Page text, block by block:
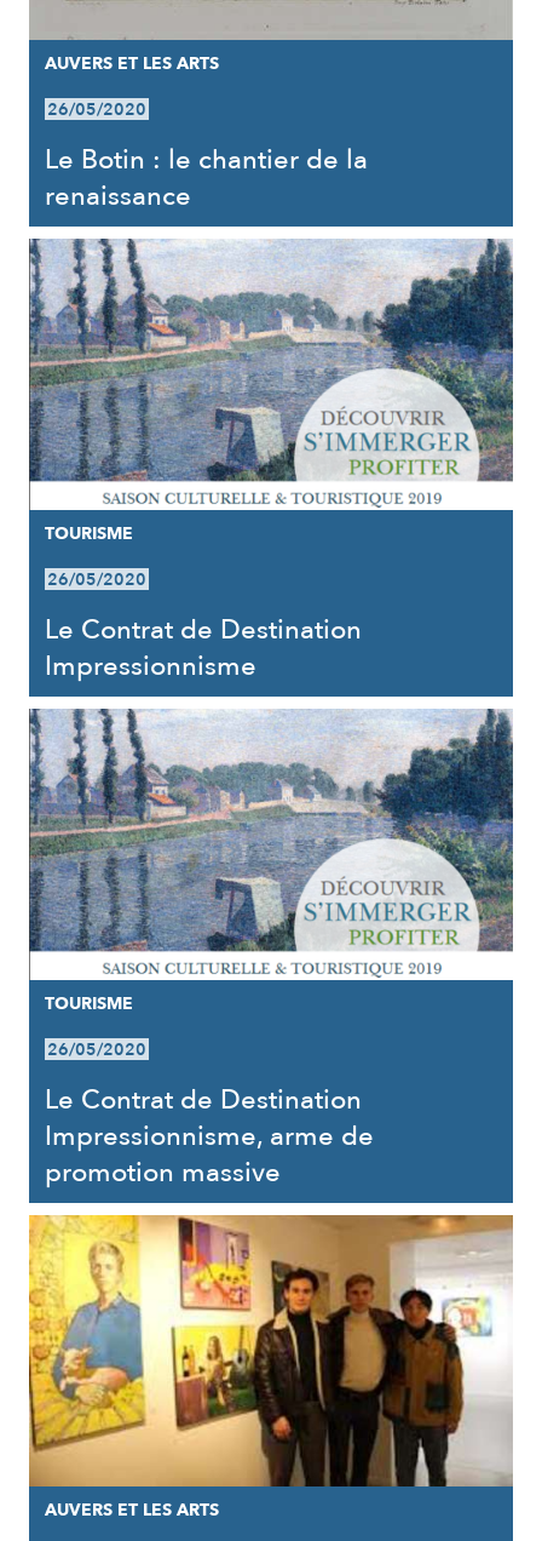
AUVERS ET LES ARTS
26/05/2020
Le Botin : le chantier de la
renaissance
TOURISME
26/05/2020
Le Contrat de Destination
Impressionnisme
TOURISME
26/05/2020
Le Contrat de Destination
Impressionnisme, arme de
promotion massive
AUVERS ET LES ARTS